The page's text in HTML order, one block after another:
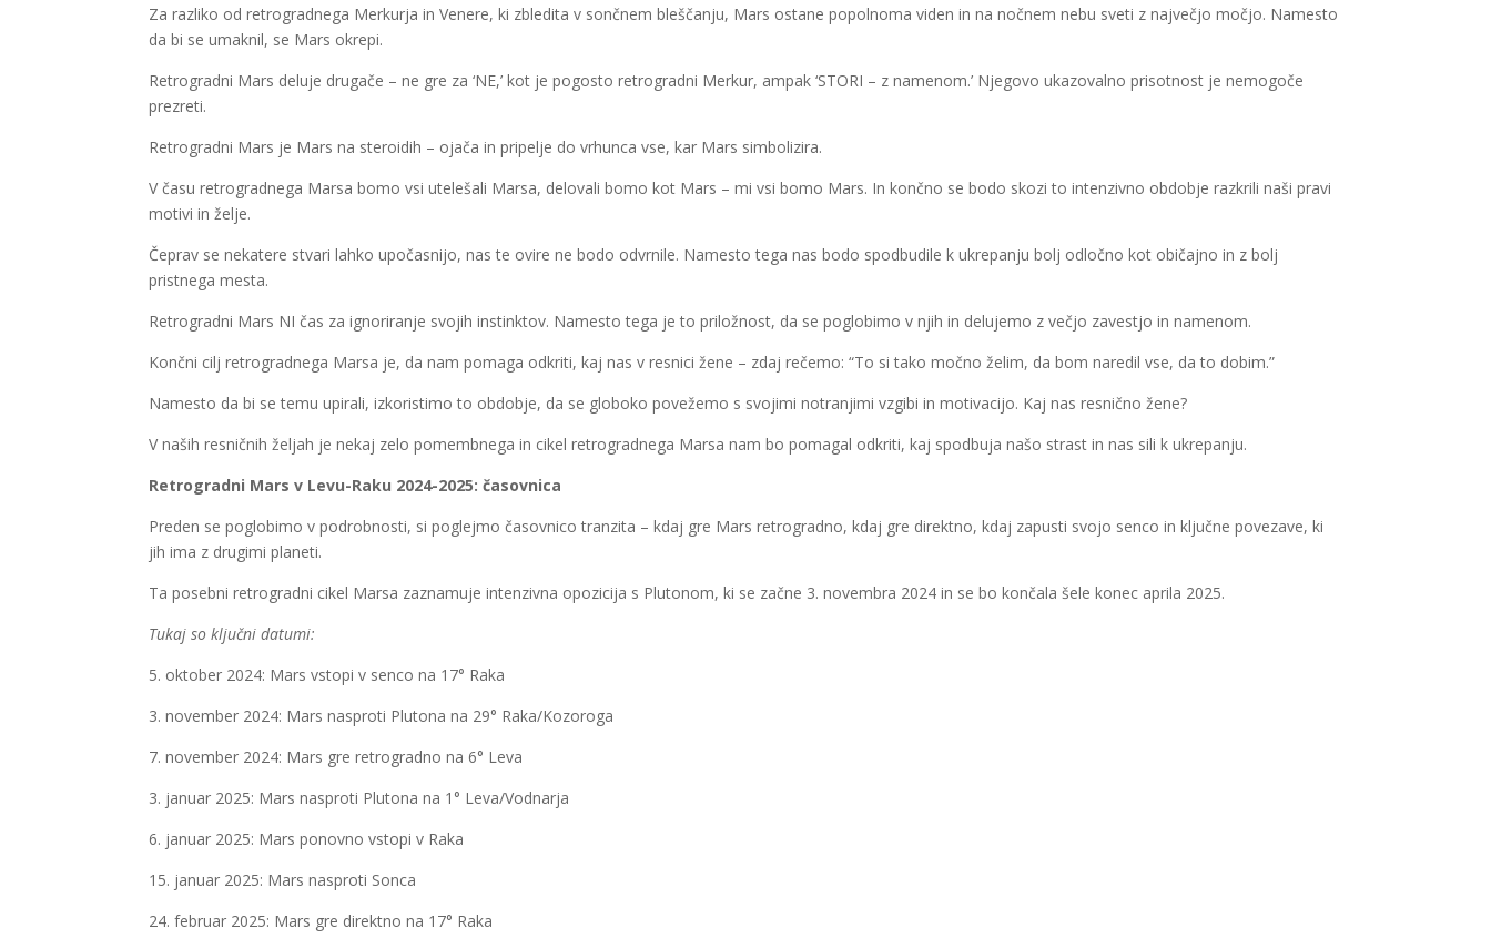
Za razliko od retrogradnega Merkurja in Venere, ki zbledita v sončnem bleščanju, Mars ostane popolnoma viden in na nočnem nebu sveti z največjo močjo. Namesto
da bi se umaknil, se Mars okrepi.
Retrogradni Mars deluje drugače – ne gre za ‘NE,’ kot je pogosto retrogradni Merkur, ampak ‘STORI – z namenom.’ Njegovo ukazovalno prisotnost je nemogoče
prezreti.
Retrogradni Mars je Mars na steroidih – ojača in pripelje do vrhunca vse, kar Mars simbolizira.
V času retrogradnega Marsa bomo vsi utelešali Marsa, delovali bomo kot Mars – mi vsi bomo Mars. In končno se bodo skozi to intenzivno obdobje razkrili naši pravi
motivi in ​​želje.
Čeprav se nekatere stvari lahko upočasnijo, nas te ovire ne bodo odvrnile. Namesto tega nas bodo spodbudile k ukrepanju bolj odločno kot običajno in z bolj
pristnega mesta.
Retrogradni Mars NI čas za ignoriranje svojih instinktov. Namesto tega je to priložnost, da se poglobimo v njih in delujemo z večjo zavestjo in namenom.
Končni cilj retrogradnega Marsa je, da nam pomaga odkriti, kaj nas v resnici žene – zdaj rečemo: “To si tako močno želim, da bom naredil vse, da to dobim.”
Namesto da bi se temu upirali, izkoristimo to obdobje, da se globoko povežemo s svojimi notranjimi vzgibi in motivacijo. Kaj nas resnično žene?
V naših resničnih željah je nekaj zelo pomembnega in cikel retrogradnega Marsa nam bo pomagal odkriti, kaj spodbuja našo strast in nas sili k ukrepanju.
Retrogradni Mars v Levu-Raku 2024-2025: časovnica
Preden se poglobimo v podrobnosti, si poglejmo časovnico tranzita – kdaj gre Mars retrogradno, kdaj gre direktno, kdaj zapusti svojo senco in ključne povezave, ki
jih ima z drugimi planeti.
Ta posebni retrogradni cikel Marsa zaznamuje intenzivna opozicija s Plutonom, ki se začne 3. novembra 2024 in se bo končala šele konec aprila 2025.
Tukaj so ključni datumi:
5. oktober 2024: Mars vstopi v senco na 17° Raka
3. november 2024: Mars nasproti Plutona na 29° Raka/Kozoroga
7. november 2024: Mars gre retrogradno na 6° Leva
3. januar 2025: Mars nasproti Plutona na 1° Leva/Vodnarja
6. januar 2025: Mars ponovno vstopi v Raka
15. januar 2025: Mars nasproti Sonca
24. februar 2025: Mars gre direktno na 17° Raka